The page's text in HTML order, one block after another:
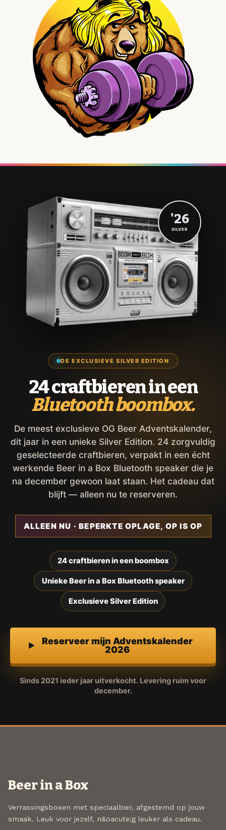
DE EXCLUSIEVE SILVER EDITION
24 craftbieren in een
Bluetooth boombox.
De meest exclusieve OG Beer Adventskalender,
dit jaar in een unieke Silver Edition. 24 zorgvuldig
geselecteerde craftbieren, verpakt in een écht
werkende Beer in a Box Bluetooth speaker die je
na december gewoon laat staan. Het cadeau dat
blijft — alleen nu te reserveren.
ALLEEN NU · BEPERKTE OPLAGE, OP IS OP
24 craftbieren in een boombox
Unieke Beer in a Box Bluetooth speaker
Exclusieve Silver Edition
Reserveer mijn Adventskalender
2026
Sinds 2021 ieder jaar uitverkocht. Levering ruim voor
december.
'26
SILVER
Beer in a Box
Verrassingsboxen met speciaalbier, afgestemd op jouw
smaak. Leuk voor jezelf, n&oacute;g leuker als cadeau.